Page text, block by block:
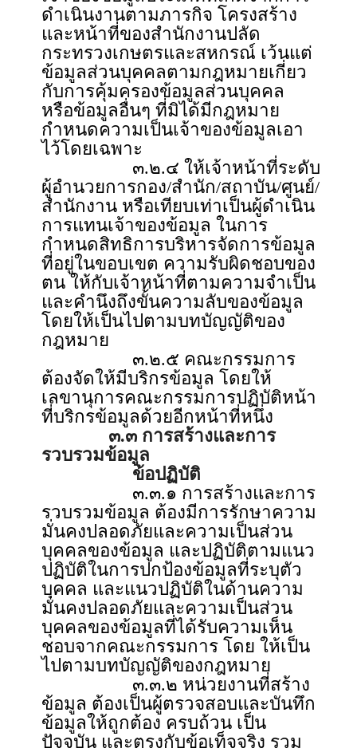
ดำเนินงานตามภารกิจ โครงสร้าง
และหน้าที่ของสำนักงานปลัด
กระทรวงเกษตรและสหกรณ์ เว้นแต่
ข้อมูลส่วนบุคคลตามกฎหมายเกี่ยว
กับการคุ้มครองข้อมูลส่วนบุคคล
หรือข้อมูลอื่นๆ ที่มิได้มีกฎหมาย
กำหนดความเป็นเจ้าของข้อมูลเอา
ไว้โดยเฉพาะ
๓.๒.๔ ให้เจ้าหน้าที่ระดับ
ผู้อำนวยการกอง/สำนัก/สถาบัน/ศูนย์/
สำนักงาน หรือเทียบเท่าเป็นผู้ดำเนิน
การแทนเจ้าของข้อมูล ในการ
กำหนดสิทธิการบริหารจัดการข้อมูล
ที่อยู่ในขอบเขต ความรับผิดชอบของ
ตน ให้กับเจ้าหน้าที่ตามความจำเป็น
และคำนึงถึงขั้นความลับของข้อมูล
โดยให้เป็นไปตามบทบัญญัติของ
กฎหมาย
๓.๒.๕ คณะกรรมการ
ต้องจัดให้มีบริกรข้อมูล โดยให้
เลขานุการคณะกรรมการปฏิบัติหน้า
ที่บริกรข้อมูลด้วยอีกหน้าที่หนึ่ง
๓.๓ การสร้างและการ
รวบรวมข้อมูล
ข้อปฏิบัติ
๓.๓.๑ การสร้างและการ
รวบรวมข้อมูล ต้องมีการรักษาความ
มั่นคงปลอดภัยและความเป็นส่วน
บุคคลของข้อมูล และปฏิบัติตามแนว
ปฏิบัติในการปกป้องข้อมูลที่ระบุตัว
บุคคล และแนวปฏิบัติในด้านความ
มั่นคงปลอดภัยและความเป็นส่วน
บุคคลของข้อมูลที่ได้รับความเห็น
ชอบจากคณะกรรมการ โดย ให้เป็น
ไปตามบทบัญญัติของกฎหมาย
๓.๓.๒ หน่วยงานที่สร้าง
ข้อมูล ต้องเป็นผู้ตรวจสอบและบันทึก
ข้อมูลให้ถูกต้อง ครบถ้วน เป็น
ปัจจุบัน และตรงกับข้อเท็จจริง รวม